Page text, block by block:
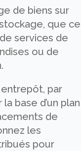
de biens sur
que ce
services de
ou de
par
base d’un plan
de
les
pour